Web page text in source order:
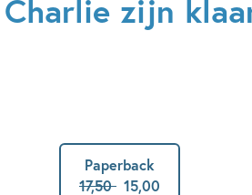
zijn
Paperback
17,50 15,00